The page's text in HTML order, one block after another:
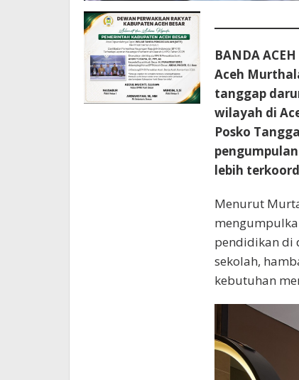
BANDA ACEH
Aceh
tanggap
wilayah di
Posko
lebih
Menurut
pendidikan di
sekolah,
kebutuhan